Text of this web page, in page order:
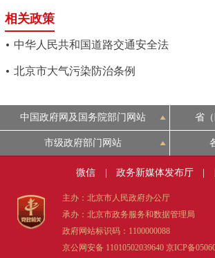
相关政策
中华人民共和国道路交通安全法
北京市大气污染防治条例
中国政府网及国务院部门网站 省
市级政府部门网站
微信 政务新媒体发布厅
主办：北京市人民政府办公厅
承办：北京市政务服务和数据管理局
政府网站标识码：1100000088
京公网安备 11010502039640 京ICP备